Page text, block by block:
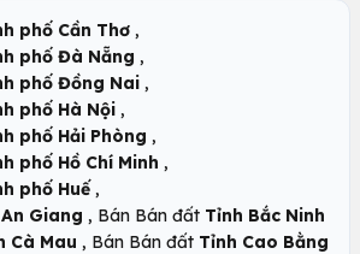
phố Cần Thơ ,
phố Đà Nẵng ,
phố Đồng Nai ,
phố Hà Nội ,
phố Hải Phòng ,
phố Hồ Chí Minh ,
phố Huế ,
Giang , Bán Bán đất Tỉnh Bắc Ninh
Cà Mau , Bán Bán đất Tỉnh Cao Bằng